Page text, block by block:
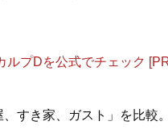
プDを公式でチェック
すき家、ガスト」を比較